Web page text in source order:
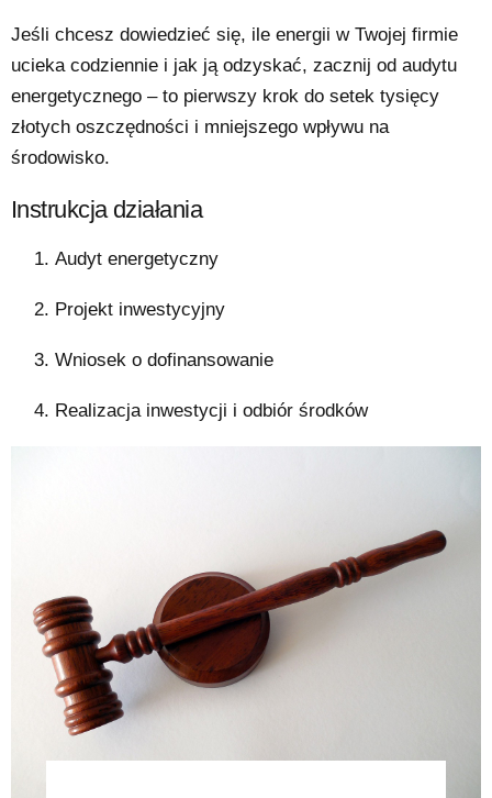
Jeśli chcesz dowiedzieć się, ile energii w Twojej firmie
ucieka codziennie i jak ją odzyskać, zacznij od audytu
energetycznego – to pierwszy krok do setek tysięcy
złotych oszczędności i mniejszego wpływu na
środowisko.
Instrukcja działania
Audyt energetyczny
Projekt inwestycyjny
Wniosek o dofinansowanie
Realizacja inwestycji i odbiór środków